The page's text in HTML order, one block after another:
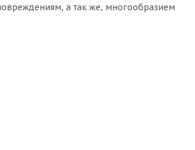
а так же, многообразием